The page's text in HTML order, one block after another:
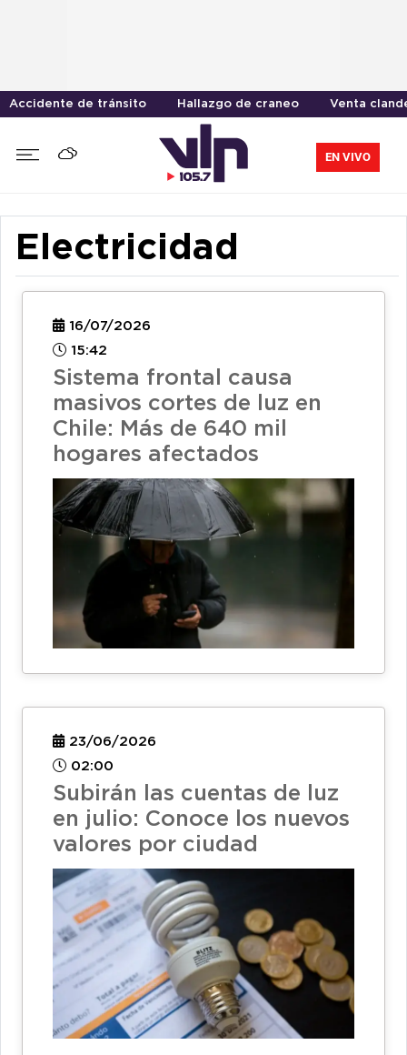
Accidente de tránsito Hallazgo de craneo Venta
EN VIVO
Electricidad
16/07/2026
15:42
Sistema frontal causa
masivos cortes de luz en
Chile: Más de 640 mil
hogares afectados
23/06/2026
02:00
Subirán las cuentas de luz
en julio: Conoce los nuevos
valores por ciudad